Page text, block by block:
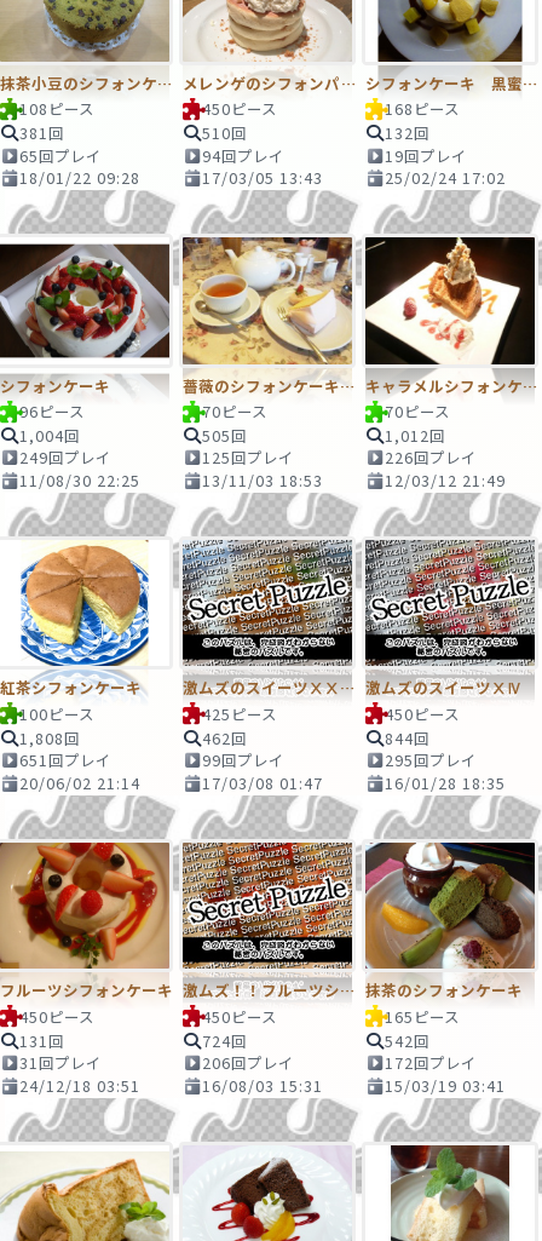
抹茶小豆のシフォンケーキ
108ピース
381回
65回プレイ
18/01/22 09:28
メレンゲのシフォンパンケーキ
450ピース
510回
94回プレイ
17/03/05 13:43
シフォンケーキ 黒蜜ときなこわらび餅
168ピース
132回
19回プレイ
25/02/24 17:02
シフォンケーキ
96ピース
1,004回
249回プレイ
11/08/30 22:25
薔薇のシフォンケーキ01
70ピース
505回
125回プレイ
13/11/03 18:53
キャラメルシフォンケーキ
70ピース
1,012回
226回プレイ
12/03/12 21:49
紅茶シフォンケーキ
100ピース
1,808回
651回プレイ
20/06/02 21:14
激ムズのスイーツⅩⅩⅩⅦ
425ピース
462回
99回プレイ
17/03/08 01:47
激ムズのスイーツⅩⅣ
450ピース
844回
295回プレイ
16/01/28 18:35
フルーツシフォンケーキ
450ピース
131回
31回プレイ
24/12/18 03:51
激ムズ！！フルーツシフォンケーキ
450ピース
724回
206回プレイ
16/08/03 15:31
抹茶のシフォンケーキ
165ピース
542回
172回プレイ
15/03/19 03:41